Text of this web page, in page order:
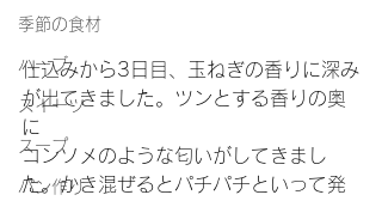
季節の食材
ハーブ
スイーツ
スープ
パン作り
仕込みから3日目、玉ねぎの香りに深み
が出てきました。ツンとする香りの奥
に
コンソメのような匂いがしてきまし
た。かき混ぜるとパチパチといって発